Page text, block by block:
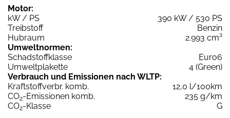
Motor:
kW / PS
390 kW / 530 PS
Treibstoff
Benzin
Hubraum
2.993 cm³
Umweltnormen:
Schadstoffklasse
Euro6
Umweltplakette
4 (Green)
Verbrauch und Emissionen nach WLTP:
Kraftstoffverbr. komb.
12,0 l/100km
CO2-Emissionen komb.
235 g/km
CO2-Klasse
G